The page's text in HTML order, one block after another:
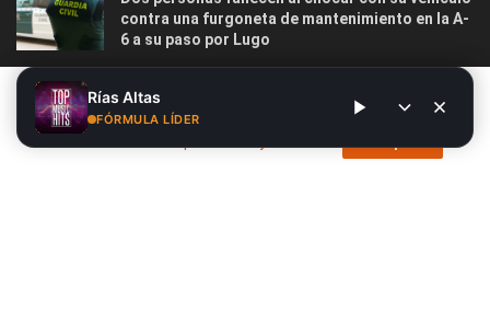
contra una furgoneta de mantenimiento en la A-
6 a su paso por Lugo
Las 12 playas gallegas con Bandera Azul menos
masificadas para disfrutar este verano
Rías Altas
FÓRMULA LÍDER
Este sitio web utiliza cookies. Al continuar utilizando este sitio
web, usted da su consentimiento para el uso de cookies. Visite